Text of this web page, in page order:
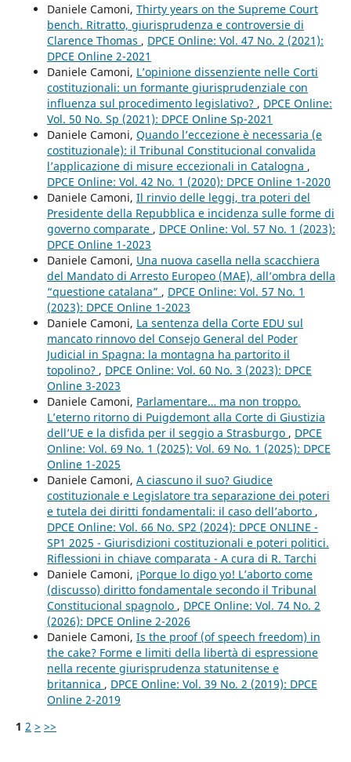
Daniele Camoni, Thirty years on the Supreme Court
bench. Ritratto, giurisprudenza e controversie di
Clarence Thomas , DPCE Online: Vol. 47 No. 2 (2021):
DPCE Online 2-2021
Daniele Camoni, L’opinione dissenziente nelle Corti
costituzionali: un formante giurisprudenziale con
influenza sul procedimento legislativo? , DPCE Online:
Vol. 50 No. Sp (2021): DPCE Online Sp-2021
Daniele Camoni, Quando l’eccezione è necessaria (e
costituzionale): il Tribunal Constitucional convalida
l’applicazione di misure eccezionali in Catalogna ,
DPCE Online: Vol. 42 No. 1 (2020): DPCE Online 1-2020
Daniele Camoni, Il rinvio delle leggi, tra poteri del
Presidente della Repubblica e incidenza sulle forme di
governo comparate , DPCE Online: Vol. 57 No. 1 (2023):
DPCE Online 1-2023
Daniele Camoni, Una nuova casella nella scacchiera
del Mandato di Arresto Europeo (MAE), all’ombra della
“questione catalana” , DPCE Online: Vol. 57 No. 1
(2023): DPCE Online 1-2023
Daniele Camoni, La sentenza della Corte EDU sul
mancato rinnovo del Consejo General del Poder
Judicial in Spagna: la montagna ha partorito il
topolino? , DPCE Online: Vol. 60 No. 3 (2023): DPCE
Online 3-2023
Daniele Camoni, Parlamentare… ma non troppo.
L’eterno ritorno di Puigdemont alla Corte di Giustizia
dell’UE e la disfida per il seggio a Strasburgo , DPCE
Online: Vol. 69 No. 1 (2025): Vol. 69 No. 1 (2025): DPCE
Online 1-2025
Daniele Camoni, A ciascuno il suo? Giudice
costituzionale e Legislatore tra separazione dei poteri
e tutela dei diritti fondamentali: il caso dell’aborto ,
DPCE Online: Vol. 66 No. SP2 (2024): DPCE ONLINE -
SP1 2025 - Giurisdizioni costituzionali e poteri politici.
Riflessioni in chiave comparata - A cura di R. Tarchi
Daniele Camoni, ¡Porque lo digo yo! L’aborto come
(discusso) diritto fondamentale secondo il Tribunal
Constitucional spagnolo , DPCE Online: Vol. 74 No. 2
(2026): DPCE Online 2-2026
Daniele Camoni, Is the proof (of speech freedom) in
the cake? Forme e limiti della libertà di espressione
nella recente giurisprudenza statunitense e
britannica , DPCE Online: Vol. 39 No. 2 (2019): DPCE
Online 2-2019
1 2 > >>